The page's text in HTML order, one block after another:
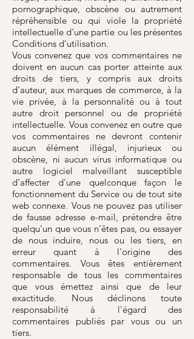
pornographique, obscène ou autrement
répréhensible ou qui viole la propriété
intellectuelle d'une partie ou les présentes
Conditions d'utilisation.
Vous convenez que vos commentaires ne
doivent en aucun cas porter atteinte aux
droits de tiers, y compris aux droits
d'auteur, aux marques de commerce, à la
vie privée, à la personnalité ou à tout
autre droit personnel ou de propriété
intellectuelle. Vous convenez en outre que
vos commentaires ne devront contenir
aucun élément illégal, injurieux ou
obscène, ni aucun virus informatique ou
autre logiciel malveillant susceptible
d'affecter d'une quelconque façon le
fonctionnement du Service ou de tout site
web connexe. Vous ne pouvez pas utiliser
de fausse adresse e-mail, prétendre être
quelqu’un que vous n’êtes pas, ou essayer
de nous induire, nous ou les tiers, en
erreur quant à l’origine des
commentaires. Vous êtes entièrement
responsable de tous les commentaires
que vous émettez ainsi que de leur
exactitude. Nous déclinons toute
responsabilité à l'égard des
commentaires publiés par vous ou un
tiers.